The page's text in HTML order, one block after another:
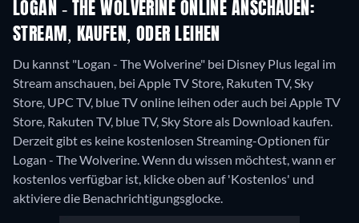
LOGAN - THE WOLVERINE ONLINE ANSCHAUEN:
STREAM, KAUFEN, ODER LEIHEN
Du kannst "Logan - The Wolverine" bei Disney Plus legal im
Stream anschauen, bei Apple TV Store, Rakuten TV, Sky
Store, UPC TV, blue TV online leihen oder auch bei Apple TV
Store, Rakuten TV, blue TV, Sky Store als Download kaufen.
Derzeit gibt es keine kostenlosen Streaming-Optionen für
Logan - The Wolverine. Wenn du wissen möchtest, wann er
kostenlos verfügbar ist, klicke oben auf 'Kostenlos' und
aktiviere die Benachrichtigungsglocke.